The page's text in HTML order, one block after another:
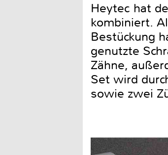
Heytec hat
kombiniert.
Bestückung
genutzte
Zähne,
Set wird
sowie zwei